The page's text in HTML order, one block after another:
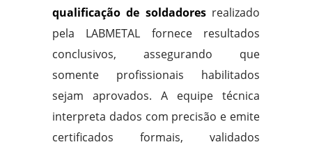
qualificação de soldadoresrealizado
pela LABMETAL fornece resultados
conclusivos, assegurando que
somente profissionais habilitados
sejam aprovados. A equipe técnica
interpreta dados com precisão e emite
certificados formais, validados